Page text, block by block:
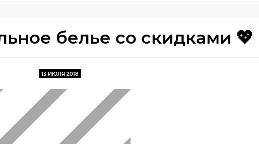
белье со скидками 💖
13 ИЮЛЯ 2018